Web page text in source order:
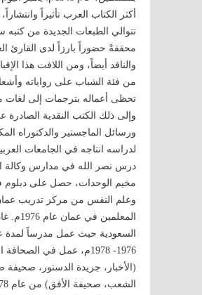
أكثر الكتاب العرب تأثيراً
تتوالي الطبعات الجديدة من كتبه
محققةً حضوراً بارزاً لدى القارئ
والناقد أيضاً، ومن اللافت هذا
من فئة الشباب على رواياته
تحظى أعماله بترجمات إلى لغات
وإلى ذلك الكتب النقدية الصادرة
ورسائل الماجستير والدكتوراه
لدراسه انتاجه في الجامعات
درس نصر الله في مدارس وكالة
مخيم الوحدات، حصل على دبلوم
وعلم النفس من مركز تدريب
المعلمين في
السعودية حيث عمل مدرساً لمدة
1976- 1978م، عمل في الصحافة
(الأخبار، جريدة الدستور،